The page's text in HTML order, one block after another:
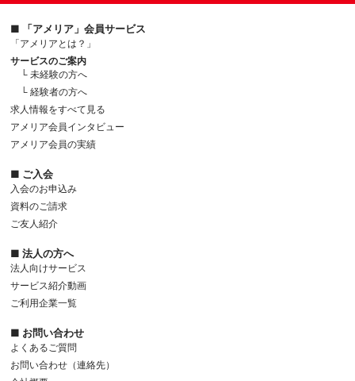
■ 「アメリア」会員サービス
「アメリアとは？」
サービスのご案内
└ 未経験の方へ
└ 経験者の方へ
求人情報をすべて見る
アメリア会員インタビュー
アメリア会員の実績
■ ご入会
入会のお申込み
資料のご請求
ご友人紹介
■ 法人の方へ
法人向けサービス
サービス紹介動画
ご利用企業一覧
■ お問い合わせ
よくあるご質問
お問い合わせ（連絡先）